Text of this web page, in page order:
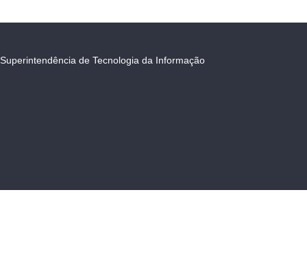
Superintendência de Tecnologia da Informação